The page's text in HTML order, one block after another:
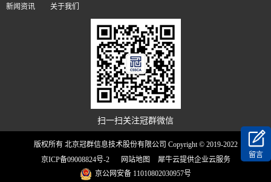
新闻资讯
关于我们
扫一扫关注冠群微信
版权所有 北京冠群信息技术股份有限公司 Copyright © 2019-2022
京ICP备09008824号-2
网站地图
犀牛云提供企业云服务
京公网安备 11010802030957号
留言